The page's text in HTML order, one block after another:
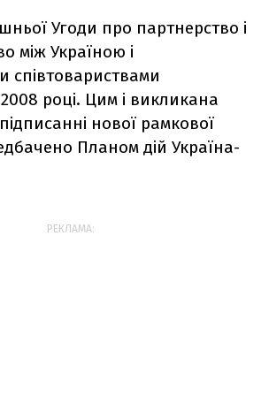
Угоди про партнерство і
між Україною і
співтовариствами
2008 році. Цим і викликана
підписанні нової рамкової
Планом дій Україна-
РЕКЛАМА: